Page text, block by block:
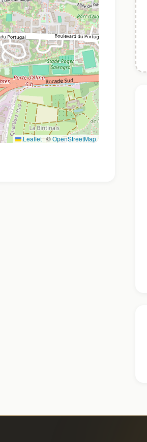
Leaflet|©OpenStreetMap